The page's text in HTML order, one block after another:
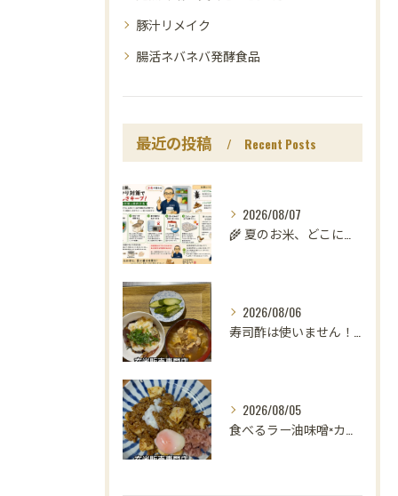
豚汁リメイク
腸活ネバネバ発酵食品
最近の投稿 Recent Posts
2026/08/07
🌾 夏のお米、どこに置いていますか？
2026/08/06
寿司酢は使いません！😳
2026/08/05
食べるラー油味噌×カレー！